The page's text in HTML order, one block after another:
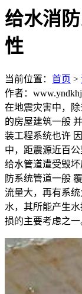
给水消
性
当前位置： 首页 >
作者：
在地震灾害中，
的房屋建筑一般
装工程系统也许
中，距震源近百
给水管道遭受毁
防系统管道一般
流量大，再有系
水，其所能产生
损的主要考虑之一